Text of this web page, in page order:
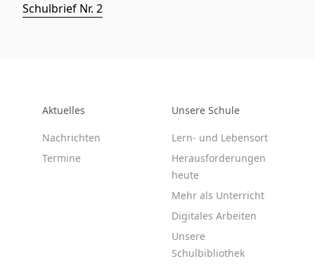
Schulbrief Nr. 2
Aktuelles
Nachrichten
Termine
Unsere Schule
Lern- und Lebensort
Herausforderungen
heute
Mehr als Unterricht
Digitales Arbeiten
Unsere
Schulbibliothek